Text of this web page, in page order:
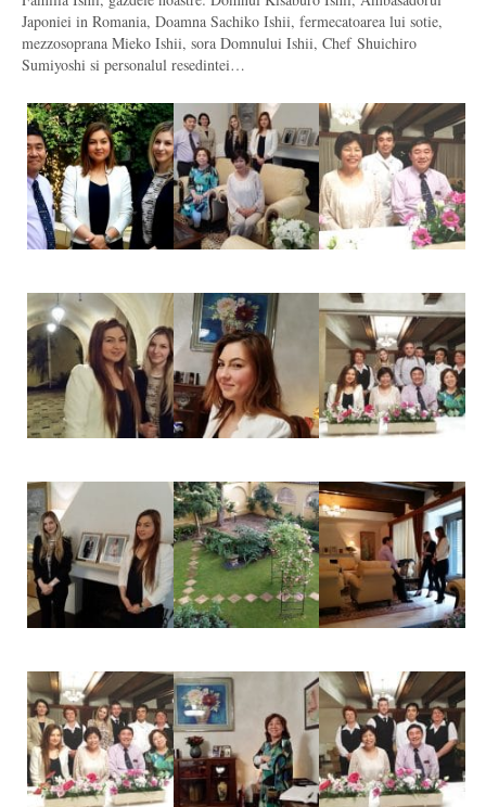
Japoniei in Romania, Doamna Sachiko Ishii, fermecatoarea lui sotie,
mezzosoprana Mieko Ishii, sora Domnului Ishii, Chef Shuichiro
Sumiyoshi si personalul resedintei…